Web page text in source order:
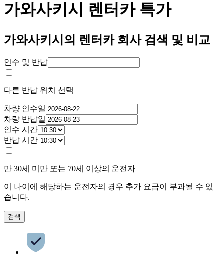
가와사키시 렌터카 특가
가와사키시의 렌터카 회사 검색 및 비교
인수 및 반납
다른 반납 위치 선택
차량 인수일
차량 반납일
인수 시간
반납 시간
만 30세 미만 또는 70세 이상의 운전자
이 나이에 해당하는 운전자의 경우 추가 요금이 부과될 수 있
습니다.
검색